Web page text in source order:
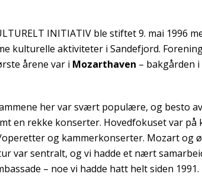
INITIATIV ble stiftet 9. mai 1996
kulturelle aktiviteter i Sandefjord.
årene var i Mozarthaven – bakgården i
her var svært populære, og besto
en rekke konserter. Hovedfokuset var på
og kammerkonserter. Mozart og
var sentralt, og vi hadde et nært
– noe vi hadde hatt helt siden